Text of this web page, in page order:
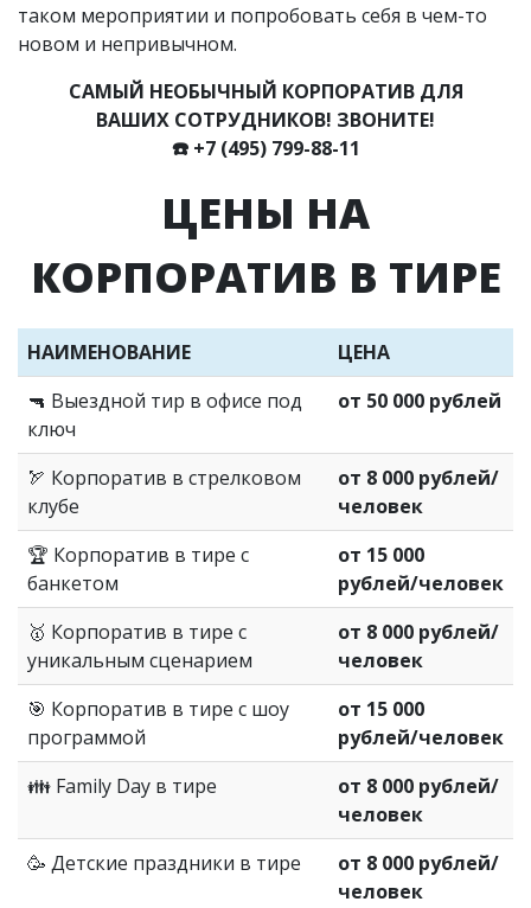
таком мероприятии и попробовать себя в чем-то
новом и непривычном.
САМЫЙ НЕОБЫЧНЫЙ КОРПОРАТИВ ДЛЯ
ВАШИХ СОТРУДНИКОВ! ЗВОНИТЕ!
☎️ +7 (495) 799-88-11
ЦЕНЫ НА
КОРПОРАТИВ В ТИРЕ
НАИМЕНОВАНИЕ
ЦЕНА
🔫 Выездной тир в офисе под
ключ
от 50 000 рублей
🏹 Корпоратив в стрелковом
клубе
от 8 000 рублей/
человек
🏆 Корпоратив в тире с
банкетом
от 15 000
рублей/человек
🥇 Корпоратив в тире с
уникальным сценарием
от 8 000 рублей/
человек
🎯 Корпоратив в тире с шоу
программой
от 15 000
рублей/человек
👪 Family Day в тире
от 8 000 рублей/
человек
🥳 Детские праздники в тире
от 8 000 рублей/
человек